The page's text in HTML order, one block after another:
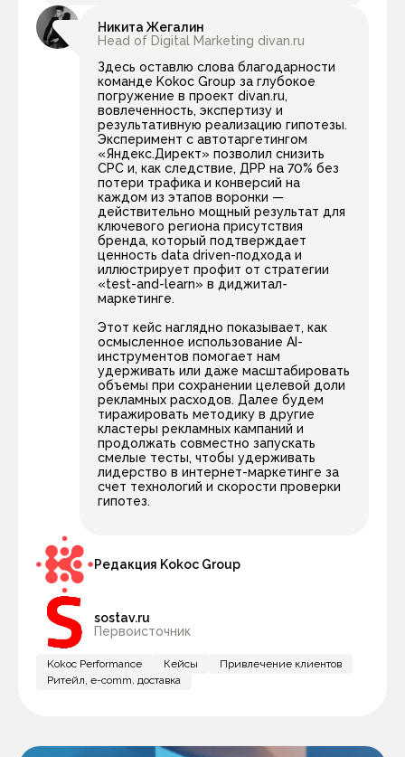
Никита Жегалин
Head of Digital Marketing divan.ru
Здесь оставлю слова благодарности
команде Kokoc Group за глубокое
погружение в проект divan.ru,
вовлеченность, экспертизу и
результативную реализацию гипотезы.
Эксперимент с автотаргетингом
«Яндекс.Директ» позволил снизить
CPC и, как следствие, ДРР на 70% без
потери трафика и конверсий на
каждом из этапов воронки —
действительно мощный результат для
ключевого региона присутствия
бренда, который подтверждает
ценность data driven-подхода и
иллюстрирует профит от стратегии
«test-and-learn» в диджитал-
маркетинге.
Этот кейс наглядно показывает, как
осмысленное использование AI-
инструментов помогает нам
удерживать или даже масштабировать
объемы при сохранении целевой доли
рекламных расходов. Далее будем
тиражировать методику в другие
кластеры рекламных кампаний и
продолжать совместно запускать
смелые тесты, чтобы удерживать
лидерство в интернет-маркетинге за
счет технологий и скорости проверки
гипотез.
Редакция Kokoc Group
sostav.ru
Первоисточник
Kokoc Performance Кейсы
Привлечение клиентов
Ритейл, e-comm, доставка